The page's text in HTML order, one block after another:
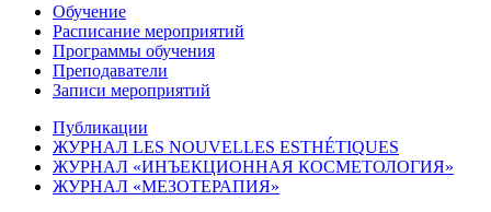
Обучение
Расписание мероприятий
Программы обучения
Преподаватели
Записи мероприятий
Публикации
ЖУРНАЛ LES NOUVELLES ESTHÉTIQUES
ЖУРНАЛ «ИНЪЕКЦИОННАЯ КОСМЕТОЛОГИЯ»
ЖУРНАЛ «МЕЗОТЕРАПИЯ»